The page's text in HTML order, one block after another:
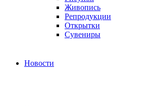
Живопись
Репродукции
Открытки
Сувениры
Новости